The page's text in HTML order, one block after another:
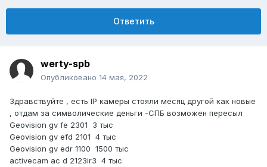
Ответить
werty-spb
Опубликовано 14 мая, 2022
Здравствуйте , есть IP камеры стояли месяц другой как новые
, отдам за символические деньги -СПБ возможен пересыл
Geovision gv fe 2301
3 тыс
Geovision gv efd 2101 4 тыс
Geovision gv edr 1100 1500 тыс
activecam ac d 2123ir3 4 тыс